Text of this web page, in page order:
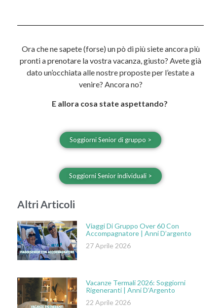
Ora che ne sapete (forse) un pò di più siete ancora più
pronti a prenotare la vostra vacanza, giusto? Avete già
dato un’occhiata alle nostre proposte per l’estate a
venire? Ancora no?
E allora cosa state aspettando?
Soggiorni Senior di gruppo >
Soggiorni Senior individuali >
Altri Articoli
Viaggi Di Gruppo Over 60 Con
Accompagnatore | Anni D’argento
27 Aprile 2026
Vacanze Termali 2026: Soggiorni
Rigeneranti | Anni D’Argento
22 Aprile 2026